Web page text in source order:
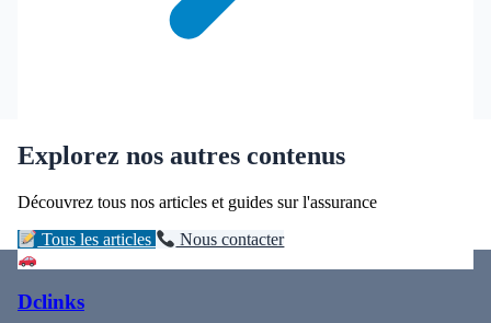
Explorez nos autres contenus
Découvrez tous nos articles et guides sur l'assurance
Tous les articles Nous contacter
Dclinks